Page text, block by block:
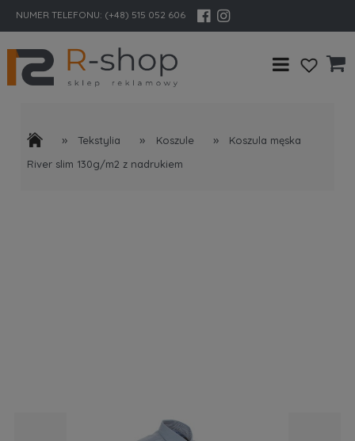
NUMER TELEFONU: (+48) 515 052 606
» Tekstylia » Koszule »
Koszula męska
River slim 130g/m2 z nadrukiem